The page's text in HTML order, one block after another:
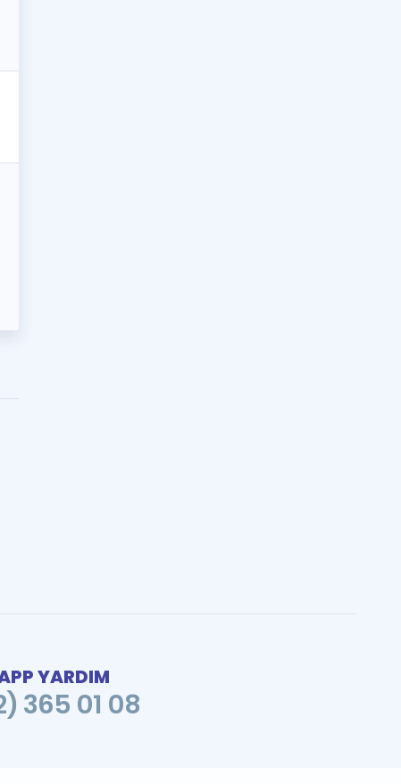
YARDIM
365 01 08